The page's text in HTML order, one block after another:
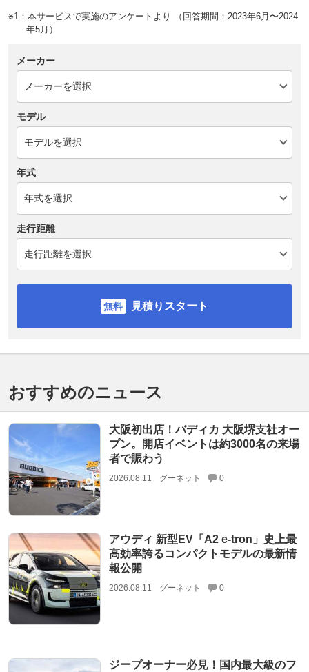
※1：本サービスで実施のアンケートより （回答期間：2023年6月〜2024
年5月）
メーカー
モデル
年式
走行距離
見積りスタート
おすすめのニュース
大阪初出店！バディカ 大阪堺支社オー
プン。開店イベントは約3000名の来場
者で賑わう
2026.08.11 グーネット 0
アウディ 新型EV「A2 e-tron」史上最
高効率誇るコンパクトモデルの最新情
報公開
2026.08.11 グーネット 0
ジープオーナー必見！国内最大級のフ